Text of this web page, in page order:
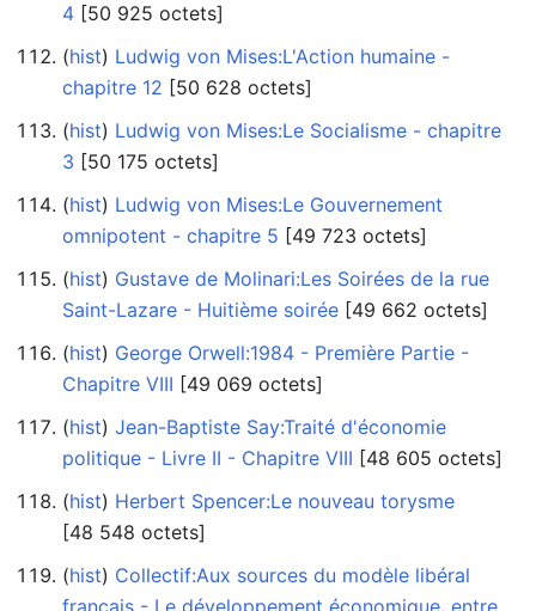
4 ‎[50 925 octets]
(hist) ‎ Ludwig von Mises:L'Action humaine -
chapitre 12 ‎[50 628 octets]
(hist) ‎ Ludwig von Mises:Le Socialisme - chapitre
3 ‎[50 175 octets]
(hist) ‎ Ludwig von Mises:Le Gouvernement
omnipotent - chapitre 5 ‎[49 723 octets]
(hist) ‎ Gustave de Molinari:Les Soirées de la rue
Saint-Lazare - Huitième soirée ‎[49 662 octets]
(hist) ‎ George Orwell:1984 - Première Partie -
Chapitre VIII ‎[49 069 octets]
(hist) ‎ Jean-Baptiste Say:Traité d'économie
politique - Livre II - Chapitre VIII ‎[48 605 octets]
(hist) ‎ Herbert Spencer:Le nouveau torysme
‎[48 548 octets]
(hist) ‎ Collectif:Aux sources du modèle libéral
français - Le développement économique, entre